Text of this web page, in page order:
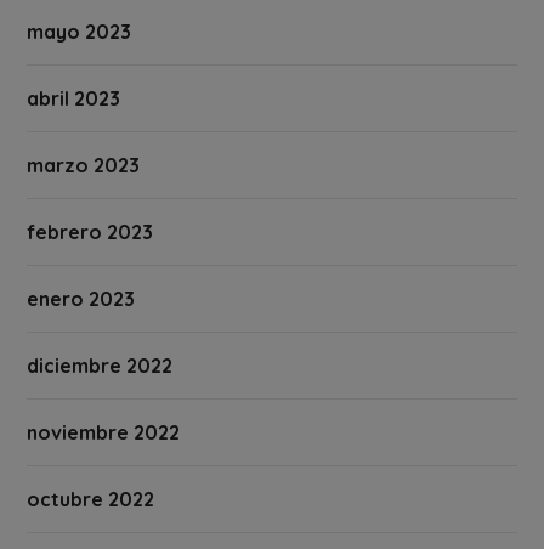
mayo 2023
abril 2023
marzo 2023
febrero 2023
enero 2023
diciembre 2022
noviembre 2022
octubre 2022